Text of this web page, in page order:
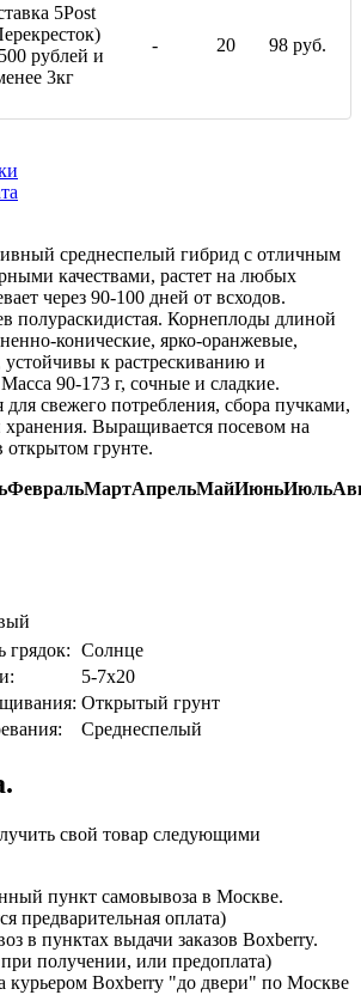
5Post
рублей и
3кг
- 20 98 руб.
среднеспелый гибрид с отличным
качествами, растет на любых
через 90-100 дней от всходов.
полураскидистая. Корнеплоды длиной
конические, ярко-оранжевые,
к растрескиванию и
90-173 г, сочные и сладкие.
для свежего потребления, сбора пучками,
хранения. Выращивается посевом на
открытом грунте.
ФевральМартАпрельМайИюньИюль
грядок: Солнце
5-7х20
Открытый грунт
Среднеспелый
свой товар следующими
пункт самовывоза в Москве.
предварительная оплата)
в пунктах выдачи заказов Boxberry.
получении, или предоплата)
курьером Boxberry "до двери" по Москве